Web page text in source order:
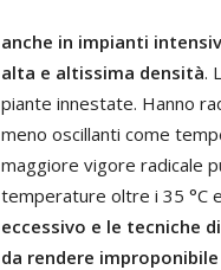
anche in impianti
alta e altissima densità.
piante innestate. Hanno
meno oscillanti come
maggiore vigore radicale
temperature oltre i 35 °C
eccessivo e le tecniche
da rendere